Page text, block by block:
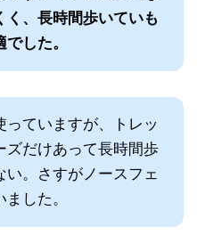
く、長時間歩いていも
した。
っていますが、トレッ
ズだけあって長時間歩
い。さすがノースフェ
した。